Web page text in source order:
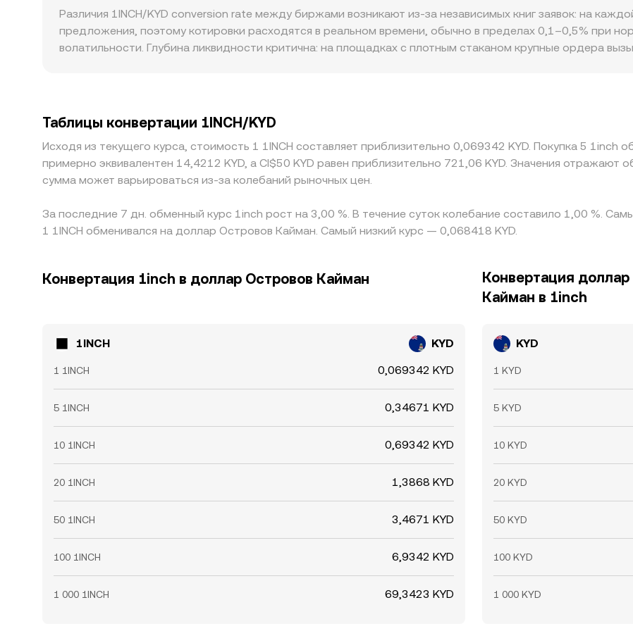
rate на централизованной платформе часто опирается на котировки 1INCH в парах с долларовыми
KYD, а также на внутреннюю ликвидность по прямым и кросс-парам, что отражается в конечной цене
Различия 1INCH/KYD conversion rate между биржами возникают из-за независимых книг заявок: на
предложения, поэтому котировки расходятся в реальном времени, обычно в пределах 0,1–0,5% при
волатильности. Глубина ликвидности критична: на площадках с плотным стаканом крупные ордера
торгуется активно, а сам USDT имеет небольшой премиум или дисконт к KYD, это напрямую влияет на
биржами помогает выравнивать цены, но не устраняет расхождения полностью из‑за комиссий,
исполнения; поэтому краткосрочные отклонения продолжают возникать до тех пор, пока
Таблицы конвертации 1INCH/KYD
Исходя из текущего курса, стоимость 1 1INCH составляет приблизительно 0,069342 KYD. Покупка 5 1inch
примерно эквивалентен 14,4212 KYD, а CI$50 KYD равен приблизительно 721,06 KYD. Значения отражают
сумма может варьироваться из-за колебаний рыночных цен.
За последние 7 дн. обменный курс 1inch рост на 3,00 %. В течение суток колебание составило 1,00 %.
1 1INCH обменивался на доллар Островов Кайман. Самый низкий курс — 0,068418 KYD.
Конвертация 1inch в доллар Островов Кайман
1INCH KYD
1 1INCH 0,069342 KYD
5 1INCH 0,34671 KYD
10 1INCH 0,69342 KYD
20 1INCH 1,3868 KYD
50 1INCH 3,4671 KYD
100 1INCH 6,9342 KYD
1 000 1INCH 69,3423 KYD
Конвертация
Кайман в 1inch
KYD
1 KYD
5 KYD
10 KYD
20 KYD
50 KYD
100 KYD
1 000 KYD